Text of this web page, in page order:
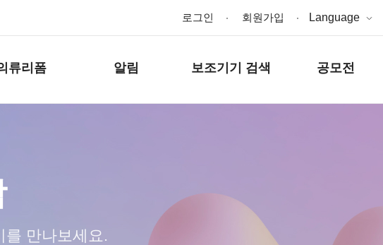
로그인 회원가입 Language
류리폼 알림 보조기기 검색 공모전
를 만나보세요.